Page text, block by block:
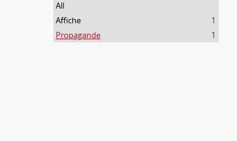
All
Affiche
1
Propagande
1